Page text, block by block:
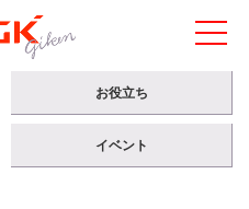
お役立ち
イベント